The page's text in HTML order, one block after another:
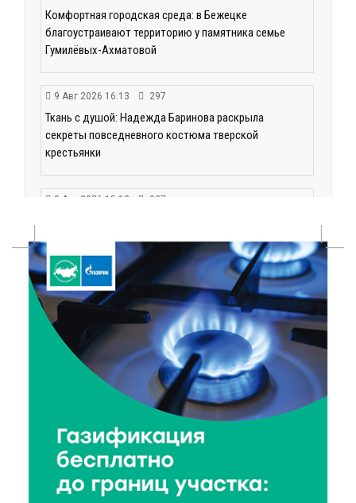
Комфортная городская среда: в Бежецке
благоустраивают территорию у памятника семье
Гумилёвых-Ахматовой
9 Авг 2026 16:13 297
Ткань с душой: Надежда Баринова раскрыла
секреты повседневного костюма тверской
крестьянки
9 Авг 2026 15:13 327
области берегут первозданную красоту?
9 Авг 2026 14:19 1423
Тверские компании могут получить грант до 30 млн
рублей
9 Авг 2026 14:13 301
Вышневолоцкий музей раскроет малоизвестные
страницы биографии Муслима Магомаева
9 Авг 2026 13:13 438
Поддержка и знания: в Рамешках обсудили
тонкости грудного вскармливания